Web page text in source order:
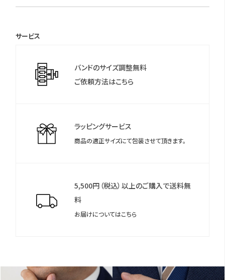
＊シチズンのウェブサイトより「MY CITIZEN」にお買い上げの腕時
利用いただけます。
サービス
バンドのサイズ調整無料
ご依頼方法はこちら
ラッピングサービス
商品の適正サイズにて包装させて頂きます。
5,500円（税込）以上のご購入で送料無
料
お届けについてはこちら